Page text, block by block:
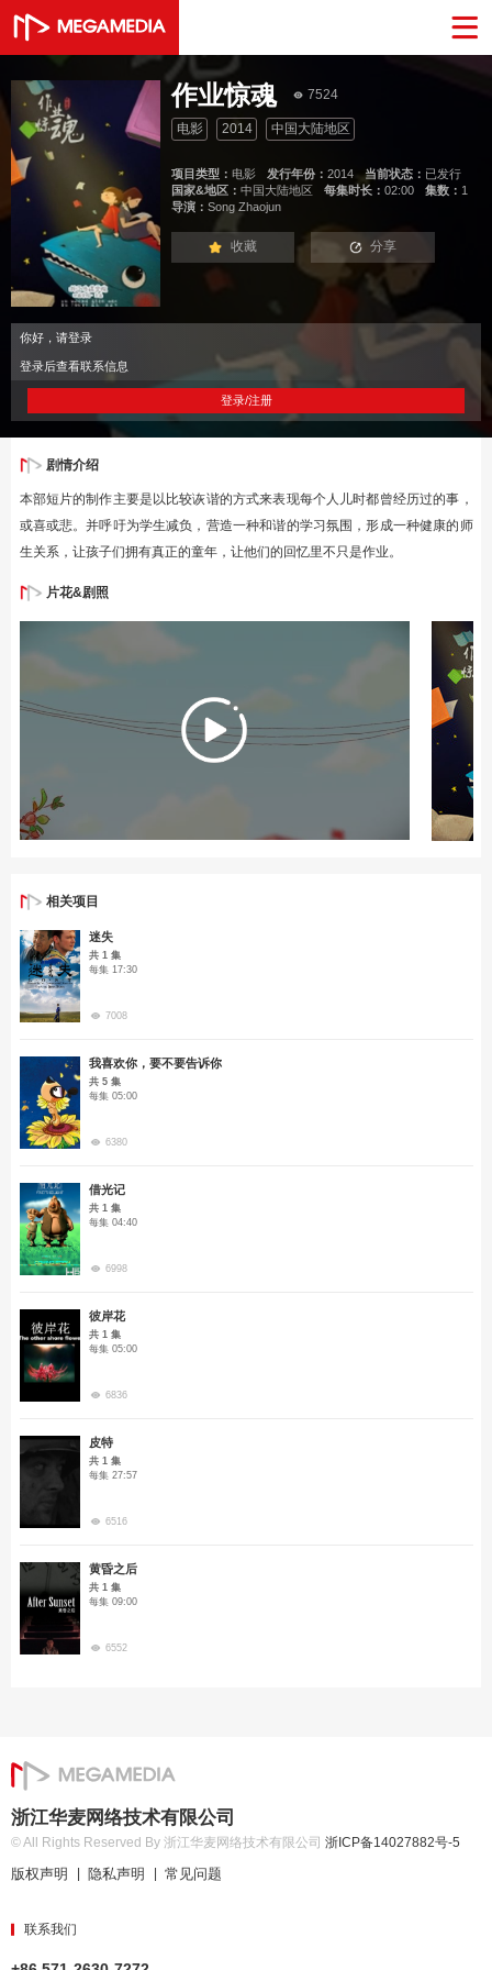
作业惊魂 7524
电影 2014 中国大陆地区
项目类型： 电影 发行年份： 2014 当前状态： 已发行
国家&地区： 中国大陆地区 每集时长： 02:00 集数： 1
导演： Song Zhaojun
收藏 分享
你好，请登录
登录后查看联系信息
登录/注册
剧情介绍
本部短片的制作主要是以比较诙谐的方式来表现每个人儿时都曾经历过的事，
或喜或悲。并呼吁为学生减负，营造一种和谐的学习氛围，形成一种健康的师
生关系，让孩子们拥有真正的童年，让他们的回忆里不只是作业。
片花&剧照
相关项目
迷失
共 1 集
每集 17:30
7008
我喜欢你，要不要告诉你
共 5 集
每集 05:00
6380
借光记
共 1 集
每集 04:40
6998
彼岸花
共 1 集
每集 05:00
6836
皮特
共 1 集
每集 27:57
6516
黄昏之后
共 1 集
每集 09:00
6552
浙江华麦网络技术有限公司
© All Rights Reserved By 浙江华麦网络技术有限公司 浙ICP备14027882号-5
版权声明 隐私声明 常见问题
联系我们